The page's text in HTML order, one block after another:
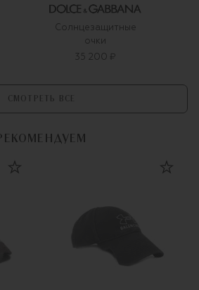
Солнцезащитные
очки
35 200 ₽
СМОТРЕТЬ ВСЕ
РЕКОМЕНДУЕМ